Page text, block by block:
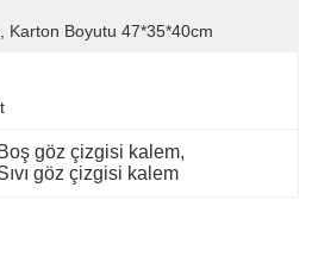
Karton Boyutu 47*35*40cm
Boş göz çizgisi kalem,
göz çizgisi kalem